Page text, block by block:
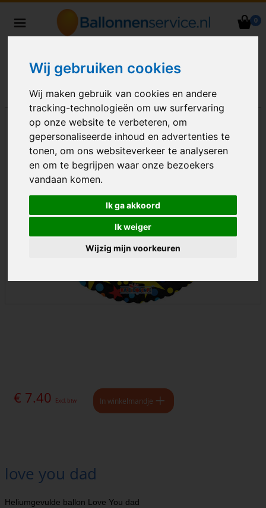
Wij gebruiken cookies
Wij maken gebruik van cookies en andere
tracking-technologieën om uw surfervaring
op onze website te verbeteren, om
gepersonaliseerde inhoud en advertenties te
tonen, om ons websiteverkeer te analyseren
en om te begrijpen waar onze bezoekers
vandaan komen.
Ik ga akkoord
Ik weiger
Wijzig mijn voorkeuren
0
Nederland
€ 7.40 Excl. btw In winkelmandje
love you dad
Heliumgevulde ballon Love You dad